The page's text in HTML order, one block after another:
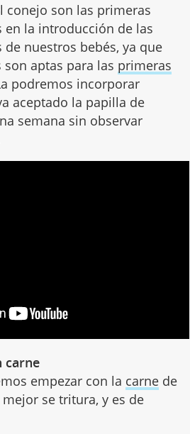
conejo son las primeras
en la introducción de las
nuestros bebés, ya que
aptas para las primeras
podremos incorporar
aceptado la papilla de
semana sin observar
carne
empezar con la carnede
se tritura, y es de